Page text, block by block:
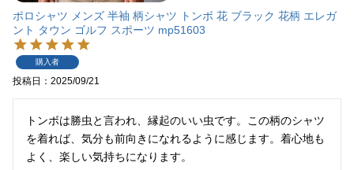
ポロシャツ メンズ 半袖 柄シャツ トンボ 花 ブラック 花柄 エレガ
ント タウン ゴルフ スポーツ mp51603
購入者
投稿日 2025/09/21
トンボは勝虫と言われ、縁起のいい虫です。この柄のシャツ
を着れば、気分も前向きになれるように感じます。着心地も
よく、楽しい気持ちになります。